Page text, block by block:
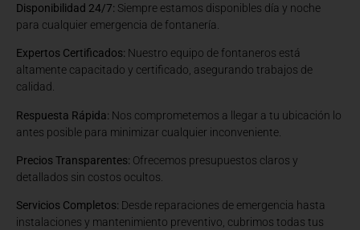
Disponibilidad 24/7: Siempre estamos disponibles día y noche
para cualquier emergencia de fontanería.
Expertos Certificados: Nuestro equipo de fontaneros está
altamente capacitado y certificado, asegurando trabajos de
calidad.
Respuesta Rápida: Nos comprometemos a llegar a tu ubicación lo
antes posible para minimizar cualquier inconveniente.
Precios Transparentes: Ofrecemos presupuestos claros y
detallados sin costos ocultos.
Servicios Completos: Desde reparaciones de emergencia hasta
instalaciones y mantenimiento preventivo, cubrimos todas tus